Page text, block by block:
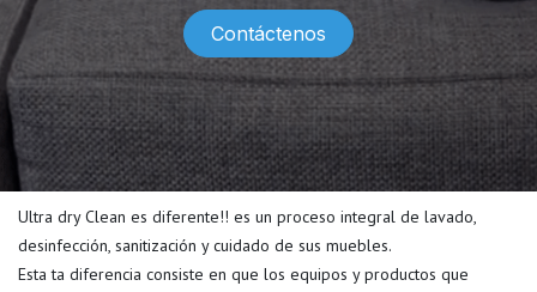
Contáctenos
Ultra dry Clean es diferente!! es un proceso integral de lavado,
desinfección, sanitización y cuidado de sus muebles.
Esta ta diferencia consiste en que los equipos y productos que